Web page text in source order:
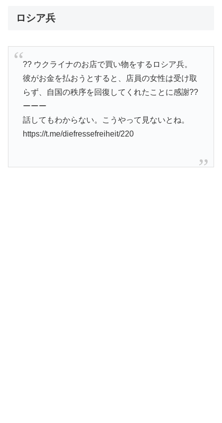
ロシア兵
?? ウクライナのお店で買い物をするロシア兵。
彼がお金を払おうとすると、店員の女性は受け取
らず、自国の秩序を回復してくれたことに感謝??
ーーー
話してもわからない。こうやって見ないとね。
https://t.me/diefressefreiheit/220